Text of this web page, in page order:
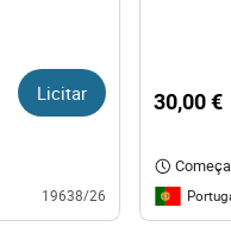
Licitar
19638/26
30,00 €